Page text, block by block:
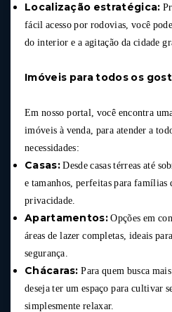
Localização estratégica:
fácil acesso por rodovias, você
do interior e a agitação da cidade
Imóveis para todos os
Em nosso portal, você encontra
imóveis à venda, para atender a
necessidades:
Casas:Desde casas térreas até
e tamanhos, perfeitas para famílias
privacidade.
Apartamentos:Opções em
áreas de lazer completas, ideais
segurança.
Chácaras: Para quem busca
deseja ter um espaço para cultivar
simplesmente relaxar.